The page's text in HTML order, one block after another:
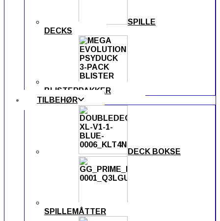
SPILLE
DECKS
BLISTERPAKKER
TILBEHØR
DECK BOKSE
SPILLEMÅTTER